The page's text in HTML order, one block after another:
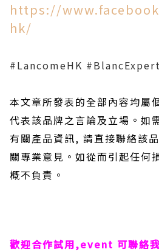
https://
hk/
#LancomeHK
本文章所發表的全部內容均屬
代表該品牌之言論及立場。 如
有關產品資訊, 請直接聯絡該
關專業意見。如從而引起任何
概不負責。
歡迎合作試用,event 可聯絡